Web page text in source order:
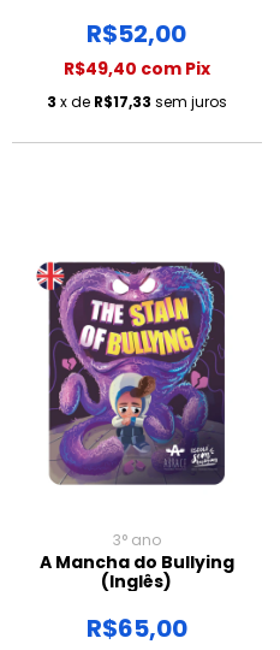
R$52,00
R$49,40 com Pix
3 x de R$17,33 sem juros
3° ano
A Mancha do Bullying
(Inglês)
R$65,00